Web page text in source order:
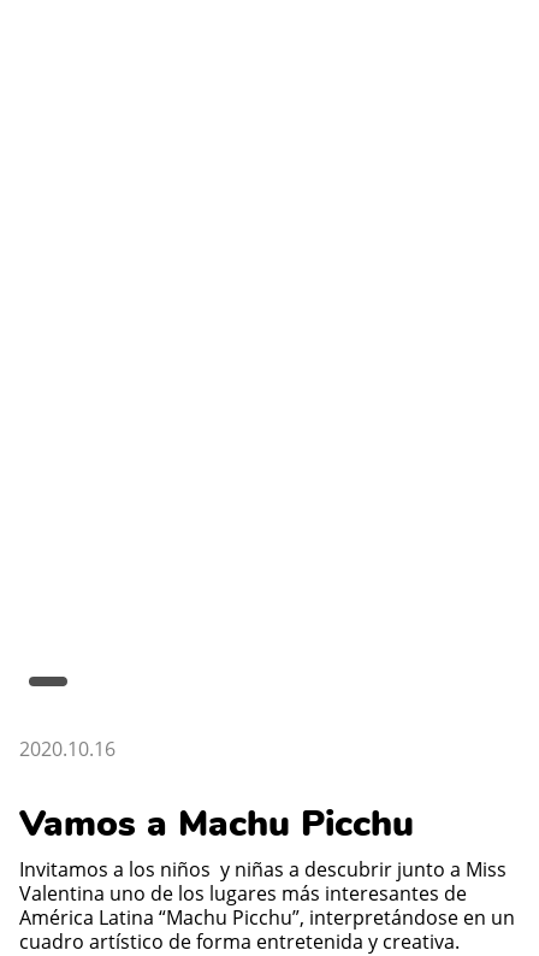
2020.10.16
Vamos a Machu Picchu
Invitamos a los niños y niñas a descubrir junto a Miss
Valentina uno de los lugares más interesantes de
América Latina “Machu Picchu”, interpretándose en un
cuadro artístico de forma entretenida y creativa.